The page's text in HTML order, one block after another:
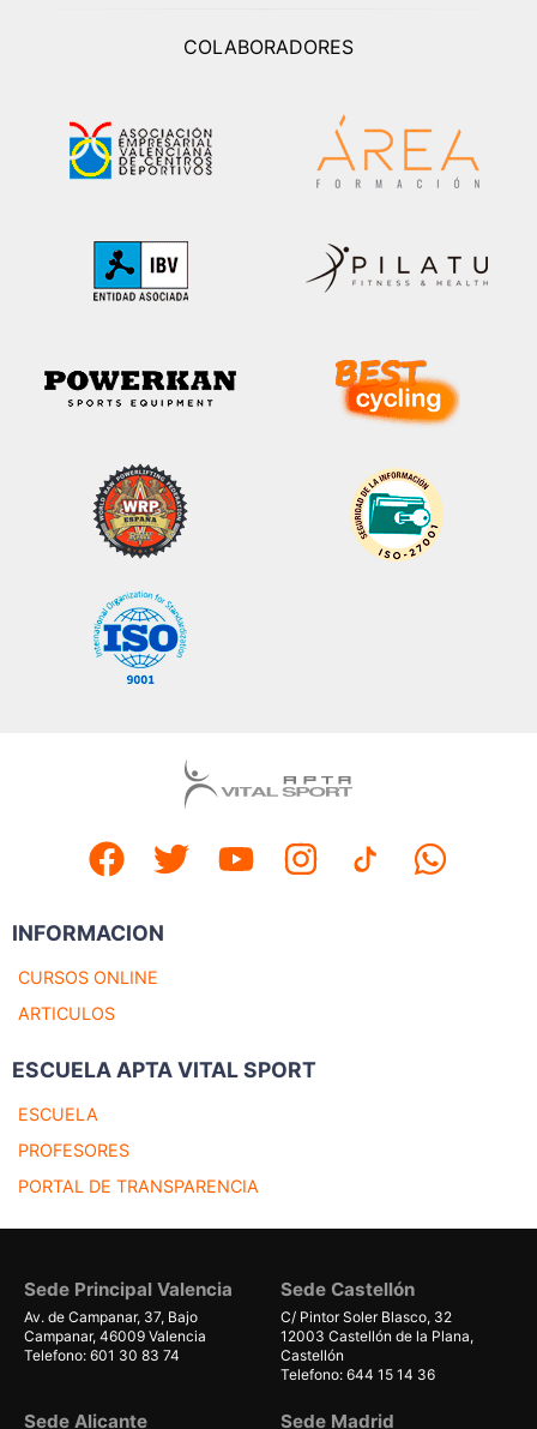
COLABORADORES
INFORMACION
CURSOS ONLINE
ARTICULOS
ESCUELA APTA VITAL SPORT
ESCUELA
PROFESORES
PORTAL DE TRANSPARENCIA
Sede Principal Valencia
Av. de Campanar, 37, Bajo
Campanar, 46009 Valencia
Telefono: 601 30 83 74
Sede Castellón
C/ Pintor Soler Blasco, 32
12003 Castellón de la Plana,
Castellón
Telefono: 644 15 14 36
Sede Alicante Sede Madrid